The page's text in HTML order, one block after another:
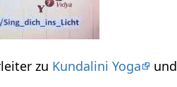
zu Kundalini Yoga und